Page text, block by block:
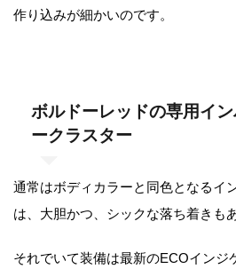
作り込みが細かいのです。
ボルドーレッドの専用イ
ークラスター
通常はボディカラーと同色となるイ
は、大胆かつ、シックな落ち着きも
それでいて装備は最新のECOインジ